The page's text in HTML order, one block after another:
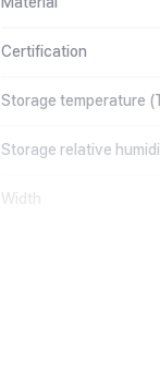
Certification
Storage temperature
Storage relative
Width